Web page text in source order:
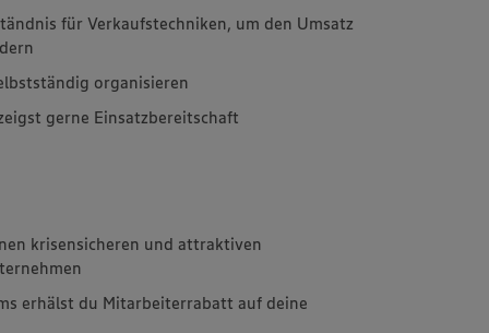
für Verkaufstechniken, um den Umsatz
organisieren
gerne Einsatzbereitschaft
krisensicheren und attraktiven
erhälst du Mitarbeiterrabatt auf deine